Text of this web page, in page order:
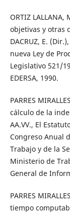
ORTIZ
objetivas y otras
DACRUZ, E.
nueva Ley de
Legislativo 521/
EDERSA, 1990.
PARRES
cálculo de la
AA.VV., El
Congreso Anual
Trabajo y de la
Ministerio de
General de
PARRES
tiempo